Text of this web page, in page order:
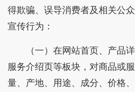
得欺骗、误导消费者及相关公
宣传行为：
（一）在网站首页、产品
服务介绍页等板块，对商品或
量、产地、用途、成分、价格